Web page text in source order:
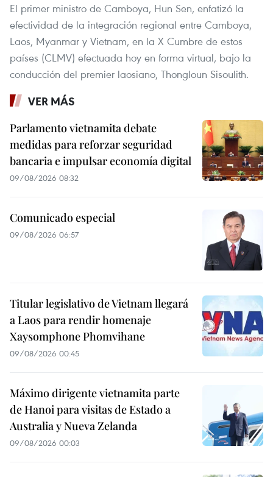
El primer ministro de Camboya, Hun Sen, enfatizó la
efectividad de la integración regional entre Camboya,
Laos, Myanmar y Vietnam, en la X Cumbre de estos
países (CLMV) efectuada hoy en forma virtual, bajo la
conducción del premier laosiano, Thongloun Sisoulith.
VER MÁS
Parlamento vietnamita debate
medidas para reforzar seguridad
bancaria e impulsar economía digital
09/08/2026 08:32
Comunicado especial
09/08/2026 06:57
Titular legislativo de Vietnam llegará
a Laos para rendir homenaje
Xaysomphone Phomvihane
09/08/2026 00:45
Máximo dirigente vietnamita parte
de Hanoi para visitas de Estado a
Australia y Nueva Zelanda
09/08/2026 00:03